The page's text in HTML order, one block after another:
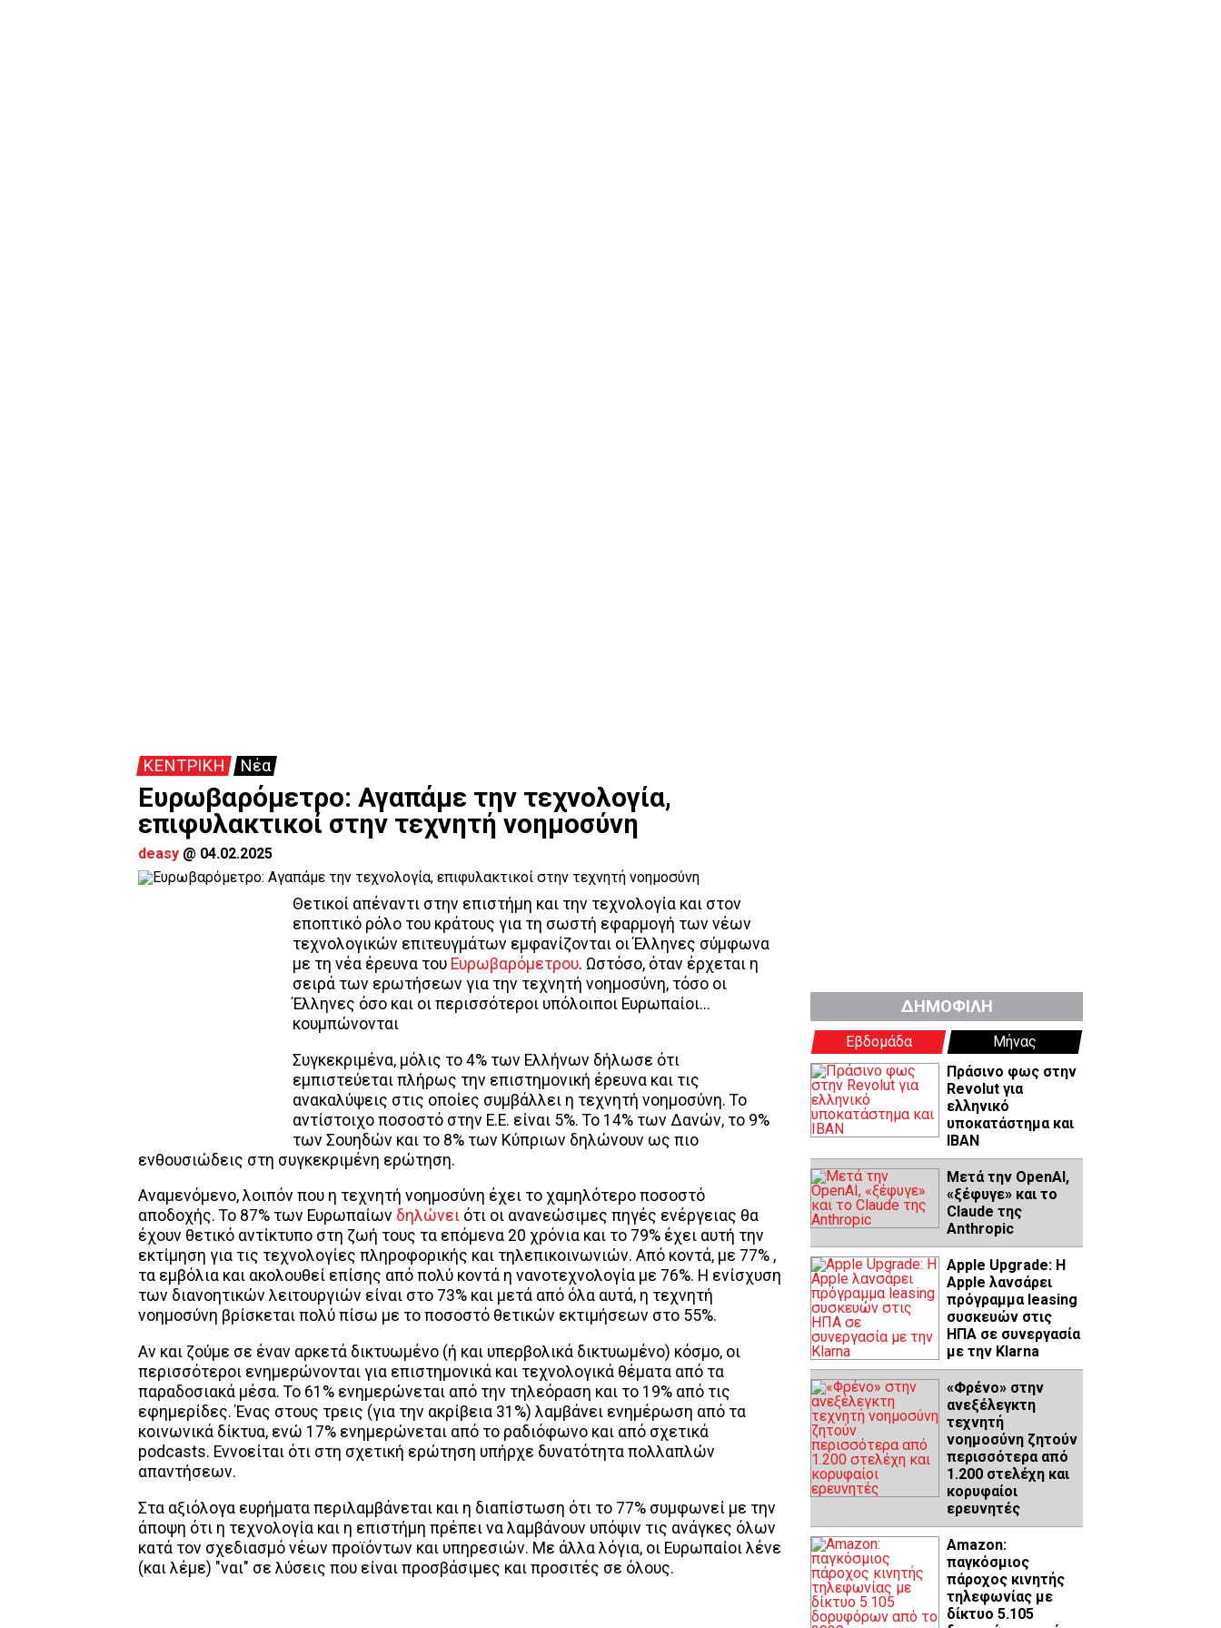
ΚΕΝΤΡΙΚΗ Νέα
Ευρωβαρόμετρο: Αγαπάμε την τεχνολογία,
επιφυλακτικοί στην τεχνητή νοημοσύνη
deasy @ 04.02.2025
Θετικοί απέναντι στην επιστήμη και την τεχνολογία και στον
εποπτικό ρόλο του κράτους για τη σωστή εφαρμογή των νέων
τεχνολογικών επιτευγμάτων εμφανίζονται οι Έλληνες σύμφωνα
με τη νέα έρευνα του Ευρωβαρόμετρου. Ωστόσο, όταν έρχεται η
σειρά των ερωτήσεων για την τεχνητή νοημοσύνη, τόσο οι
Έλληνες όσο και οι περισσότεροι υπόλοιποι Ευρωπαίοι...
κουμπώνονται
Συγκεκριμένα, μόλις το 4% των Ελλήνων δήλωσε ότι
εμπιστεύεται πλήρως την επιστημονική έρευνα και τις
ανακαλύψεις στις οποίες συμβάλλει η τεχνητή νοημοσύνη. Το
αντίστοιχο ποσοστό στην Ε.Ε. είναι 5%. Το 14% των Δανών, το 9%
των Σουηδών και το 8% των Κύπριων δηλώνουν ως πιο
ενθουσιώδεις στη συγκεκριμένη ερώτηση.
Αναμενόμενο, λοιπόν που η τεχνητή νοημοσύνη έχει το χαμηλότερο ποσοστό
αποδοχής. Το 87% των Ευρωπαίων δηλώνει ότι οι ανανεώσιμες πηγές ενέργειας θα
έχουν θετικό αντίκτυπο στη ζωή τους τα επόμενα 20 χρόνια και το 79% έχει αυτή την
εκτίμηση για τις τεχνολογίες πληροφορικής και τηλεπικοινωνιών. Από κοντά, με 77% ,
τα εμβόλια και ακολουθεί επίσης από πολύ κοντά η νανοτεχνολογία με 76%. Η ενίσχυση
των διανοητικών λειτουργιών είναι στο 73% και μετά από όλα αυτά, η τεχνητή
νοημοσύνη βρίσκεται πολύ πίσω με το ποσοστό θετικών εκτιμήσεων στο 55%.
Αν και ζούμε σε έναν αρκετά δικτυωμένο (ή και υπερβολικά δικτυωμένο) κόσμο, οι
περισσότεροι ενημερώνονται για επιστημονικά και τεχνολογικά θέματα από τα
παραδοσιακά μέσα. Το 61% ενημερώνεται από την τηλεόραση και το 19% από τις
εφημερίδες. Ένας στους τρεις (για την ακρίβεια 31%) λαμβάνει ενημέρωση από τα
κοινωνικά δίκτυα, ενώ 17% ενημερώνεται από το ραδιόφωνο και από σχετικά
podcasts. Εννοείται ότι στη σχετική ερώτηση υπήρχε δυνατότητα πολλαπλών
απαντήσεων.
Στα αξιόλογα ευρήματα περιλαμβάνεται και η διαπίστωση ότι το 77% συμφωνεί με την
άποψη ότι η τεχνολογία και η επιστήμη πρέπει να λαμβάνουν υπόψιν τις ανάγκες όλων
κατά τον σχεδιασμό νέων προϊόντων και υπηρεσιών. Με άλλα λόγια, οι Ευρωπαίοι λένε
(και λέμε) "ναι" σε λύσεις που είναι προσβάσιμες και προσιτές σε όλους.
ΔΗΜΟΦΙΛΗ
Εβδομάδα
Μήνας
Πράσινο φως στην
Revolut για
ελληνικό
υποκατάστημα και
IBAN
Μετά την OpenAI,
«ξέφυγε» και το
Claude της
Anthropic
Apple Upgrade: Η
Apple λανσάρει
πρόγραμμα leasing
συσκευών στις
ΗΠΑ σε συνεργασία
με την Klarna
«Φρένο» στην
ανεξέλεγκτη
τεχνητή
νοημοσύνη ζητούν
περισσότερα από
1.200 στελέχη και
κορυφαίοι
ερευνητές
Amazon:
παγκόσμιος
πάροχος κινητής
τηλεφωνίας με
δίκτυο 5.105